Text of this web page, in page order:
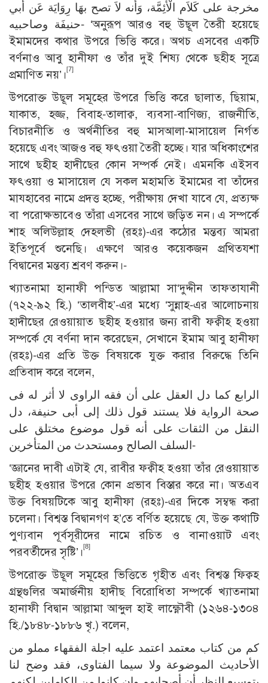
مخرجة على كَلاَم الْأَئِمَّة، وَأَنه لاَ تصح بهَا رِوَايَة عَن أبي
حنيفَة وصاحبيه- ‘অনুরূপ আরও বহু উছূল তৈরী হয়েছে
ইমামদের কথার উপরে ভিত্তি করে। অথচ এসবের একটি
বর্ণনাও আবু হানীফা ও তাঁর দুই শিষ্য থেকে ছহীহ সূত্রে
প্রমাণিত নয়’।[7]
উপরোক্ত উছূল সমূহের উপরে ভিত্তি করে ছালাত, ছিয়াম,
যাকাত, হজ্জ, বিবাহ-তালাক্ব, ব্যবসা-বাণিজ্য, রাজনীতি,
বিচারনীতি ও অর্থনীতির বহু মাসআলা-মাসায়েল নির্গত
হয়েছে এবং আজও বহু ফৎওয়া তৈরী হচ্ছে। যার অধিকাংশের
সাথে ছহীহ হাদীছের কোন সম্পর্ক নেই। এমনকি এইসব
ফৎওয়া ও মাসায়েল যে সকল মহামতি ইমামের বা তাঁদের
মাযহাবের নামে প্রদত্ত হচ্ছে, পরীক্ষায় দেখা যাবে যে, প্রত্যক্ষ
বা পরোক্ষভাবেও তাঁরা এসবের সাথে জড়িত নন। এ সম্পর্কে
শাহ অলিউল্লাহ দেহলভী (রহঃ)-এর কঠোর মন্তব্য আমরা
ইতিপূর্বে শুনেছি। এক্ষণে আরও কয়েকজন প্রথিতযশা
বিদ্বানের মন্তব্য শ্রবণ করুন।-
খ্যাতনামা হানাফী পন্ডিত আল্লামা সা‘দুদ্দীন তাফতাযানী
(৭২২-৯২ হি.) ‘তালবীহ’-এর মধ্যে ‘সুন্নাহ-এর আলোচনায়
হাদীছের রেওয়ায়াত ছহীহ হওয়ার জন্য রাবী ফক্বীহ হওয়া
সম্পর্কে যে বর্ণনা দান করেছেন, সেখানে ইমাম আবু হানীফা
(রহঃ)-এর প্রতি উক্ত বিষয়কে যুক্ত করার বিরুদ্ধে তিনি
প্রতিবাদ করে বলেন,
الرابع كما دل العقل على أن فقه الراوى لا أثر له فى
صحة الرواية فلا يستند قول ذلك إلى أبى حنيفة، دل
النقل من الثقات على أنه قول موضوع مختلق على
السلف الصالح ومستحدث من المتأخرين-
‘জ্ঞানের দাবী এটাই যে, রাবীর ফক্বীহ হওয়া তাঁর রেওয়ায়াত
ছহীহ হওয়ার উপরে কোন প্রভাব বিস্তার করে না। অতএব
উক্ত বিষয়টিকে আবু হানীফা (রহঃ)-এর দিকে সম্বন্ধ করা
চলেনা। বিশ্বস্ত বিদ্বানগণ হ’তে বর্ণিত হয়েছে যে, উক্ত কথাটি
পুণ্যবান পূর্বসূরীদের নামে রচিত ও বানাওয়াট এবং
পরবর্তীদের সৃষ্টি’।[8]
উপরোক্ত উছূল সমূহের ভিত্তিতে গৃহীত এবং বিশ্বস্ত ফিক্বহ
গ্রন্থগুলির অমার্জনীয় হাদীছ বিরোধিতা সম্পর্কে খ্যাতনামা
হানাফী বিদ্বান আল্লামা আব্দুল হাই লাক্ষ্ণৌবী (১২৬৪-১৩০৪
হি./১৮৪৮-১৮৮৬ খৃ.) বলেন,
كم من كتاب معتمد اعتمد عليه اجلة الفقهاء مملو من
الأحاديث الموضوعة ولا سيما الفتاوى، فقد وضح لنا